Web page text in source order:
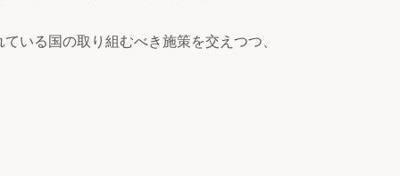
いる国の取り組むべき施策を交えつつ、